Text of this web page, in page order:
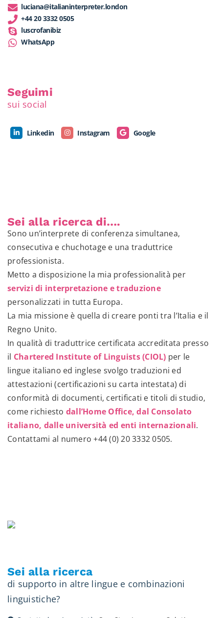
luciana@italianinterpreter.london
+44 20 3332 0505
luscrofanibiz
WhatsApp
Seguimi
sui social
Linkedin Instagram Google
Sei alla ricerca di….
Sono un’interprete di conferenza simultanea,
consecutiva e chuchotage e una traduttrice
professionista.
Metto a disposizione la mia professionalità per
servizi di interpretazione e traduzione
personalizzati in tutta Europa.
La mia missione è quella di creare ponti tra l’Italia e il
Regno Unito.
In qualità di traduttrice certificata accreditata presso
il Chartered Institute of Linguists (CIOL) per le
lingue italiano ed inglese svolgo traduzioni ed
attestazioni (certificazioni su carta intestata) di
conformità di documenti, certificati e titoli di studio,
come richiesto dall’Home Office, dal Consolato
italiano, dalle università ed enti internazionali.
Contattami al numero+44 (0) 20 3332 0505.
Sei alla ricerca
di supporto in altre lingue e combinazioni
linguistiche?